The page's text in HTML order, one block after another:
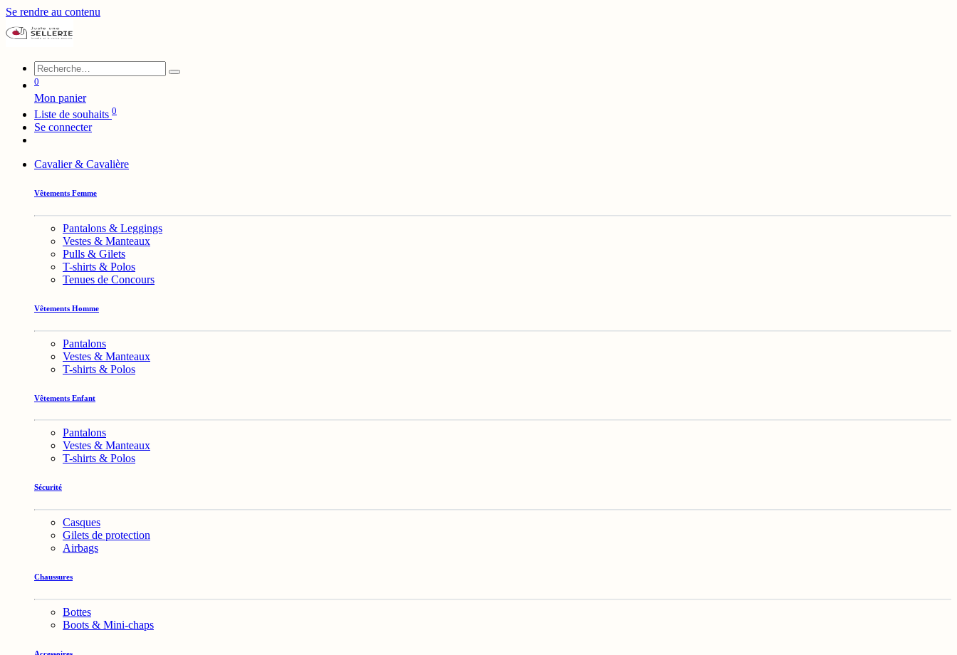
Se rendre au contenu
0
Mon panier
Liste de souhaits 0
Se connecter
Cavalier & Cavalière
Vêtements Femme
Pantalons & Leggings
Vestes & Manteaux
Pulls & Gilets
T-shirts & Polos
Tenues de Concours
Vêtements Homme
Pantalons
Vestes & Manteaux
T-shirts & Polos
Vêtements Enfant
Pantalons
Vestes & Manteaux
T-shirts & Polos
Sécurité
Casques
Gilets de protection
Airbags
Chaussures
Bottes
Boots & Mini-chaps